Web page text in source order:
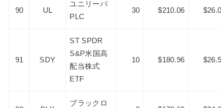
90 UL
ユニリーバ
PLC
30 $210.06
91 SDY
ST SPDR
S&P米国高
配当株式
ETF
10 $180.96
ブラックロ